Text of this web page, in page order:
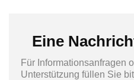
Eine
Für Informationsanfragen
Unterstützung füllen Sie